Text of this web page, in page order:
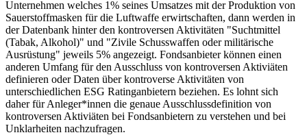
Unternehmen welches 1% seines Umsatzes mit der Produktion von
Sauerstoffmasken für die Luftwaffe erwirtschaften, dann werden in
der Datenbank hinter den kontroversen Aktivitäten "Suchtmittel
(Tabak, Alkohol)" und "Zivile Schusswaffen oder militärische
Ausrüstung" jeweils 5% angezeigt. Fondsanbieter können einen
anderen Umfang für den Ausschluss von kontroversen Aktiviäten
definieren oder Daten über kontroverse Aktivitäten von
unterschiedlichen ESG Ratinganbietern beziehen. Es lohnt sich
daher für Anleger*innen die genaue Ausschlussdefinition von
kontroversen Aktiviäten bei Fondsanbietern zu verstehen und bei
Unklarheiten nachzufragen.